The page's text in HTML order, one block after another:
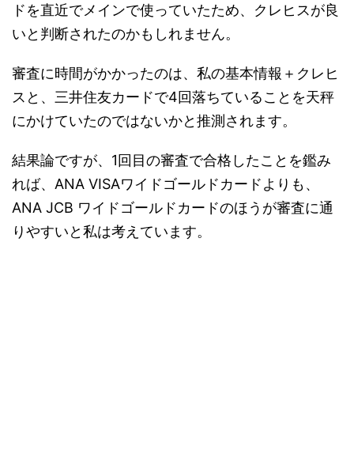
ドを直近でメインで使っていたため、クレヒスが良
いと判断されたのかもしれません。
審査に時間がかかったのは、私の基本情報＋クレヒ
スと、三井住友カードで4回落ちていることを天秤
にかけていたのではないかと推測されます。
結果論ですが、1回目の審査で合格したことを鑑み
れば、ANA VISAワイドゴールドカードよりも、
ANA JCB ワイドゴールドカードのほうが審査に通
りやすいと私は考えています。